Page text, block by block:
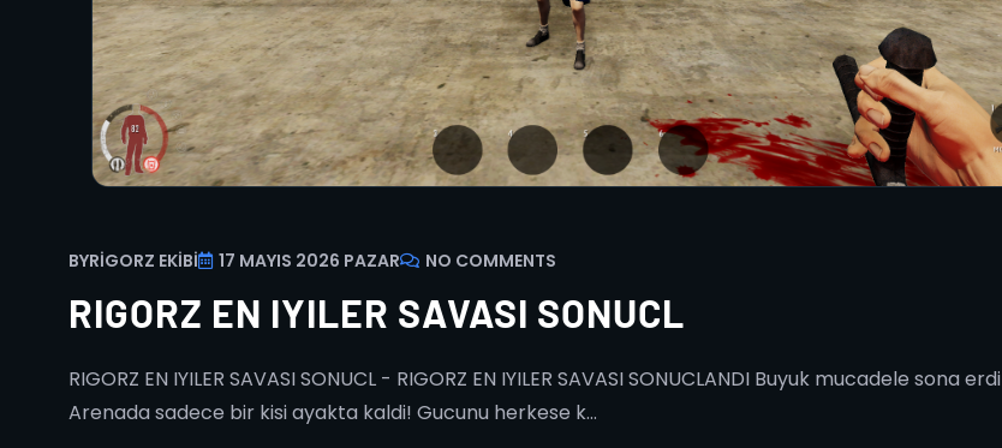
BYRIGORZ EKIBI 17 MAYIS 2026 PAZAR NO COMMENTS
RIGORZ EN IYILER SAVASI SONUCL
RIGORZ EN IYILER SAVASI SONUCL - RIGORZ EN IYILER SAVASI SONUCLANDI Buyuk mucadele sona erdi
Arenada sadece bir kisi ayakta kaldi! Gucunu herkese k...